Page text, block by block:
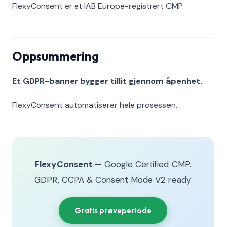
FlexyConsent er et IAB Europe-registrert CMP.
Oppsummering
Et GDPR-banner bygger tillit gjennom åpenhet.
FlexyConsent automatiserer hele prosessen.
FlexyConsent — Google Certified CMP.
GDPR, CCPA & Consent Mode V2 ready.
Gratis prøveperiode